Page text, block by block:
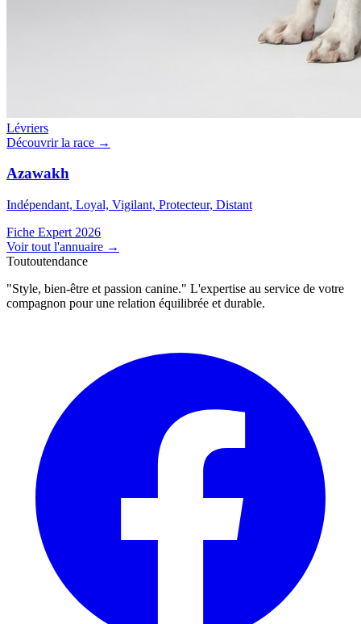
Lévriers
Découvrir la race →
Azawakh
Indépendant, Loyal, Vigilant, Protecteur, Distant
Fiche Expert 2026
Voir tout l'annuaire →
Toutoutendance
"Style, bien-être et passion canine." L'expertise au service de votre
compagnon pour une relation équilibrée et durable.